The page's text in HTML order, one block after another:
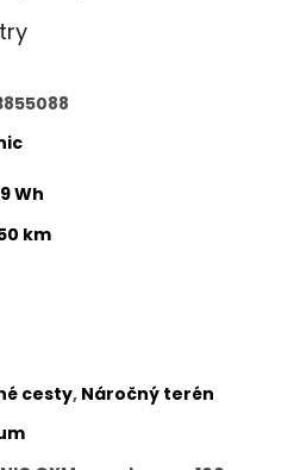
Wh
km
cesty, Náročný terén